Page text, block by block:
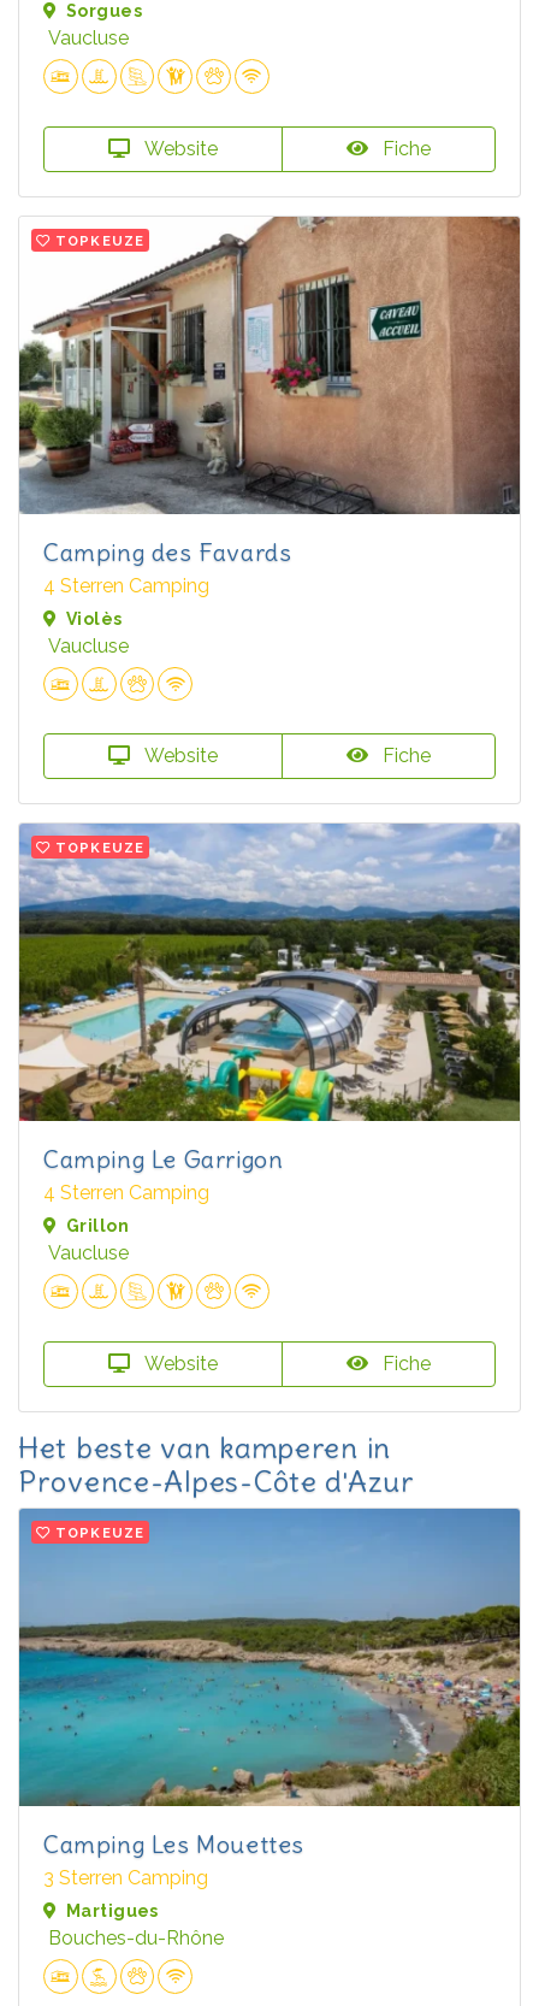
Sorgues
Vaucluse
Website Fiche
TOPKEUZE
Camping des Favards
4 Sterren Camping
Violès
Vaucluse
Website Fiche
TOPKEUZE
Camping Le Garrigon
4 Sterren Camping
Grillon
Vaucluse
Website Fiche
Het beste van kamperen in
Provence-Alpes-Côte d'Azur
TOPKEUZE
Camping Les Mouettes
3 Sterren Camping
Martigues
Bouches-du-Rhône